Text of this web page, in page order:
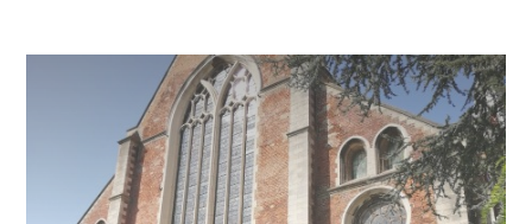
Vrijwilligers oudejaarsavond
Contact